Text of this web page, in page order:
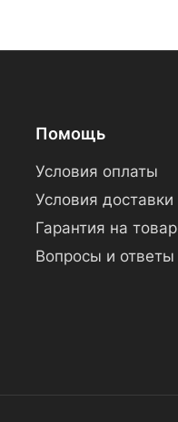
Помощь
Условия оплаты
Условия доставки
Гарантия на товар
Вопросы и ответы